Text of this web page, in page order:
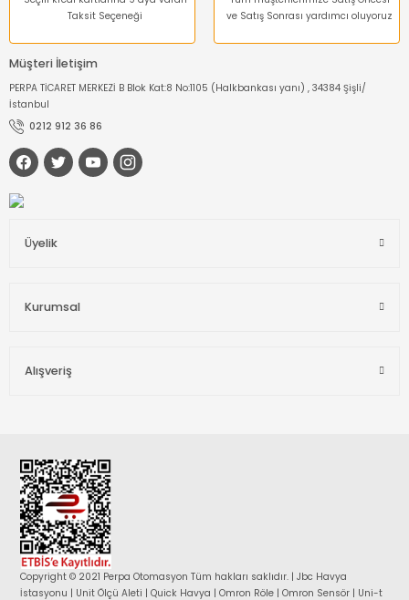
Taksit Seçeneği
ve Satış Sonrası yardımcı oluyoruz
Müşteri İletişim
PERPA TİCARET MERKEZİ B Blok Kat:8 No:1105 (Halkbankası yanı) , 34384 Şişli/
İstanbul
0212 912 36 86
Üyelik
Kurumsal
Alışveriş
Copyright © 2021 Perpa Otomasyon Tüm hakları saklıdır. | Jbc Havya
İstasyonu | Unit Ölçü Aleti | Quick Havya | Omron Röle | Omron Sensör | Uni-t